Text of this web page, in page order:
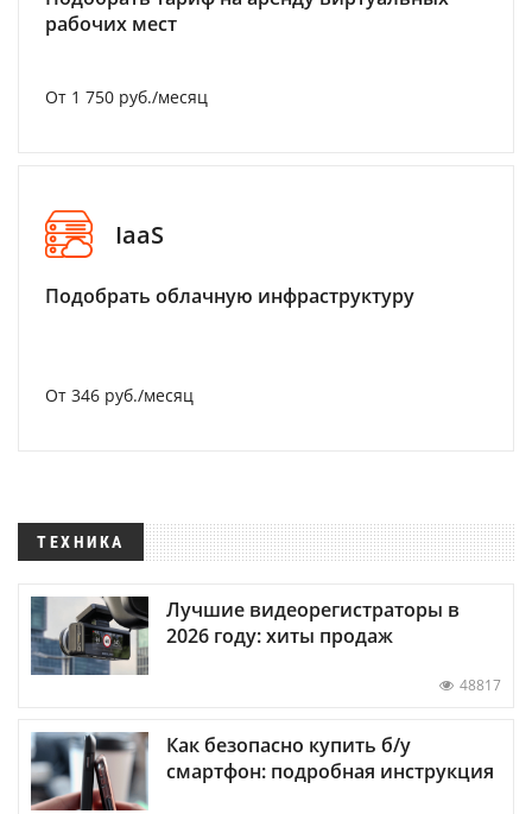
рабочих мест
От 1 750 руб./месяц
IaaS
Подобрать облачную инфраструктуру
От 346 руб./месяц
ТЕХНИКА
Лучшие видеорегистраторы в
2026 году: хиты продаж
48817
Как безопасно купить б/у
смартфон: подробная инструкция